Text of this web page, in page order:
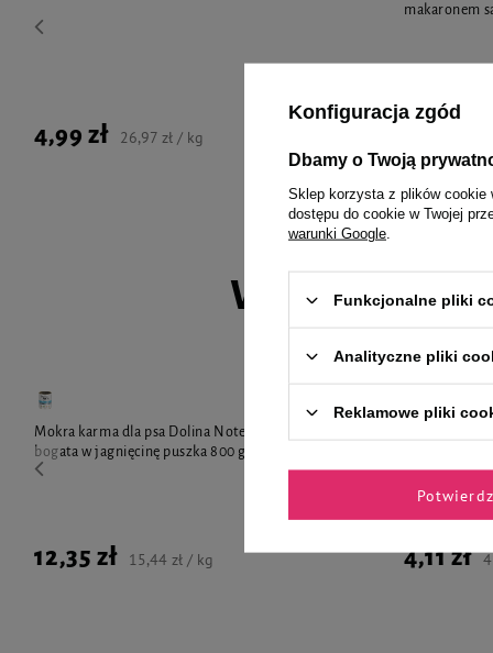
4,99 zł 26,97 zł / kg
makaronem
Wybrane
Mokra karma dla psa Dolina Noteci Premium
bogata w jagnięcinę puszka 800 g
12,35 zł 15,44 zł / kg
królika z
4,11 zł
Konfiguracja zgód
Dbamy o Twoją
Sklep korzysta z plików cookie
dostępu do cookie w Twojej
warunki Google
Funkcjonalne pliki
Analityczne pliki
Reklamowe pliki